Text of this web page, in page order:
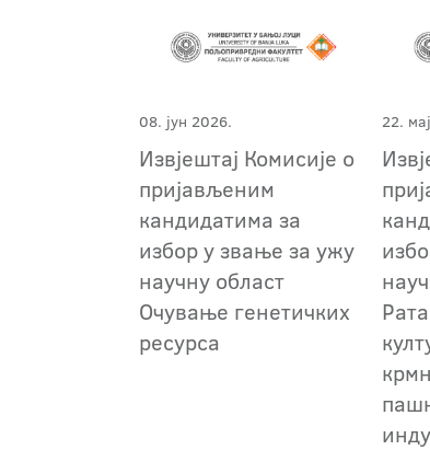
08. јун 2026.
Извјештај Комисије о
пријављеним
кандидатима за
избор у звање за ужу
научну област
Очување генетичких
ресурса
22.